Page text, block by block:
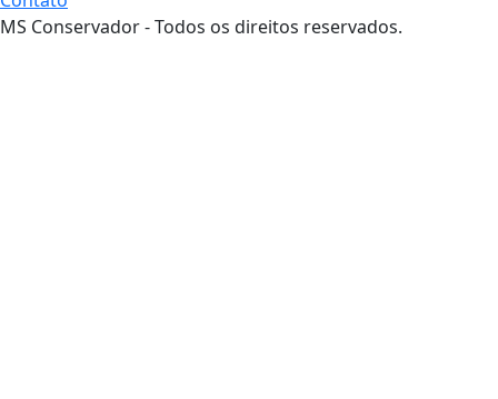
MS Conservador - Todos os direitos reservados.